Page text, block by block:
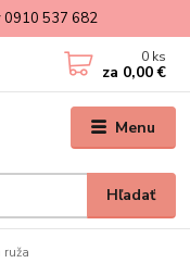
0910 537 682
Menu
Hľadať
0 ks
za 0,00 €
ruža